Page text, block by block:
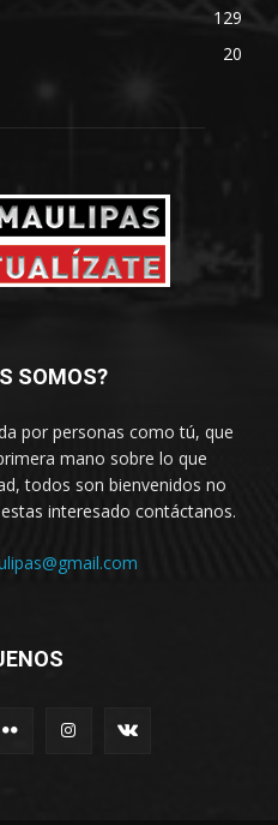
129
20
SOMOS?
por personas como tú, que
mano sobre lo que
todos son bienvenidos no
interesado contáctanos.